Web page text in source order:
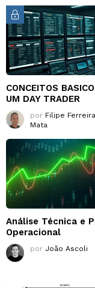
CONCEITOS
UM DAY TRADER
por Filipe
Mata
Análise Técnica e
Operacional
por João Ascoli